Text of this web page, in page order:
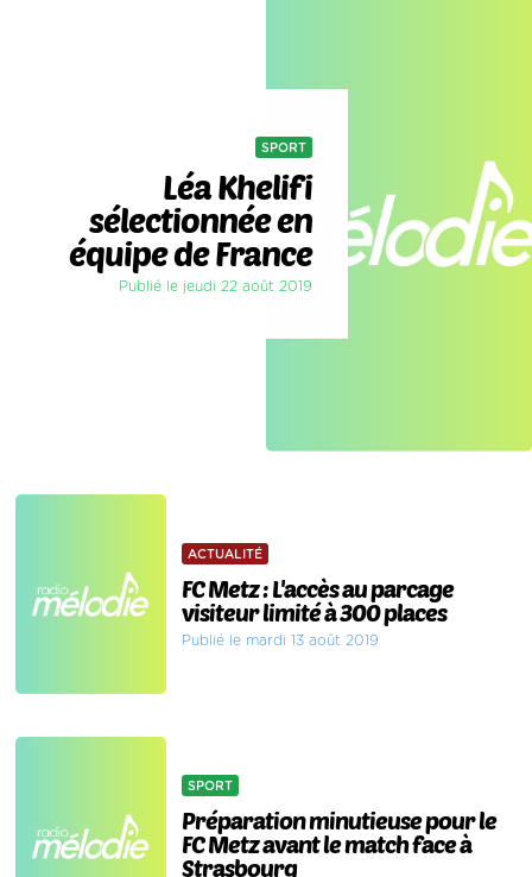
SPORT
Léa Khelifi
sélectionnée en
équipe de France
Publié le jeudi 22 août 2019
ACTUALITÉ
FC Metz : L'accès au parcage
visiteur limité à 300 places
Publié le mardi 13 août 2019
SPORT
Préparation minutieuse pour le
FC Metz avant le match face à
Strasbourg